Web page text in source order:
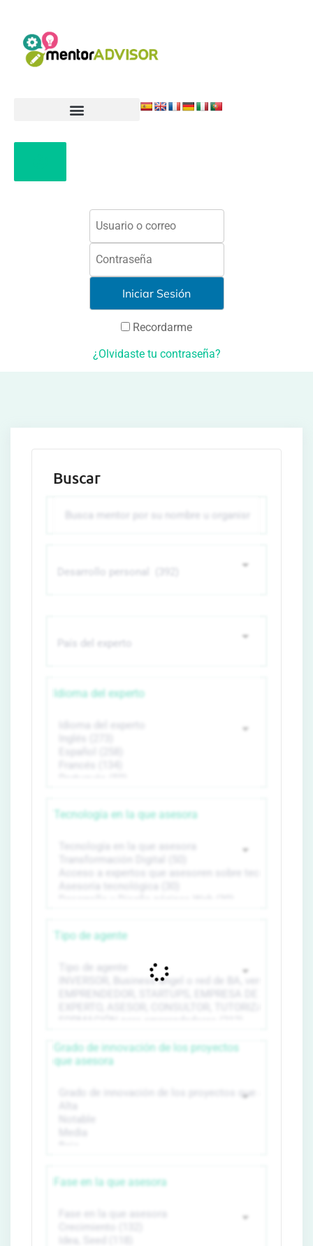
Recordarme
¿Olvidaste tu contraseña?
Buscar
Idioma del experto
Tecnología en la que asesora
Tipo de agente
Grado de innovación de los proyectos
que asesora
Fase en la que asesora